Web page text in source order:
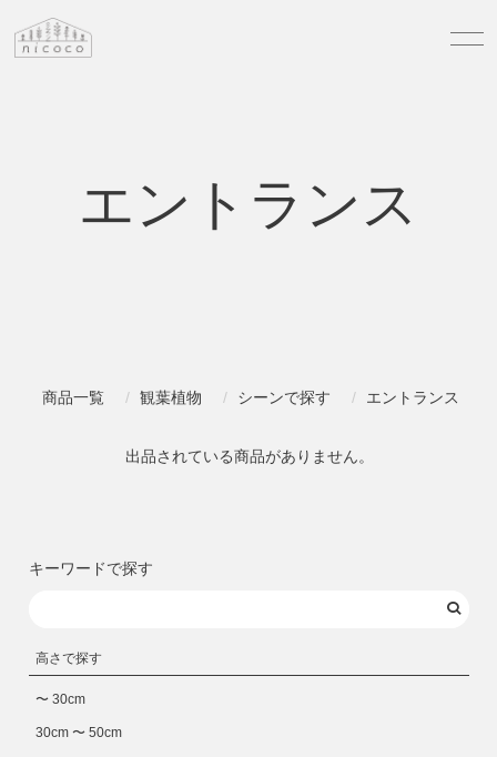
エントランス
商品一覧 観葉植物 シーンで探す エントランス
出品されている商品がありません。
キーワードで探す
高さで探す
〜 30cm
30cm 〜 50cm